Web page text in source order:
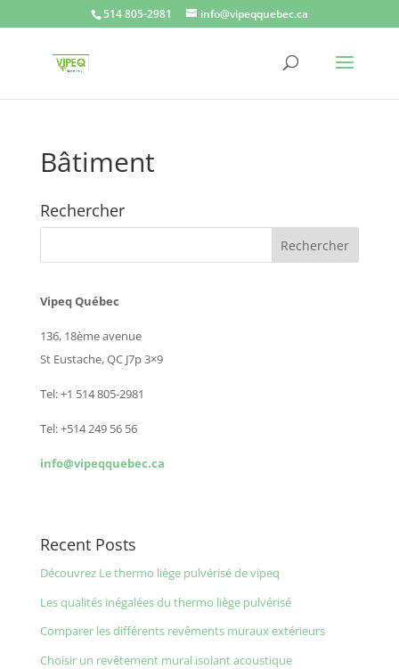
514 805-2981 info@vipeqquebec.ca
Bâtiment
Rechercher
Vipeq Québec
136, 18ème avenue
St Eustache, QC J7p 3×9
Tel: +1 514 805-2981
Tel: +514 249 56 56
info@vipeqquebec.ca
Recent Posts
Découvrez Le thermo liège pulvérisé de vipeq
Les qualités inégalées du thermo liège pulvérisé
Comparer les différents revêments muraux extérieurs
Choisir un revêtement mural isolant acoustique